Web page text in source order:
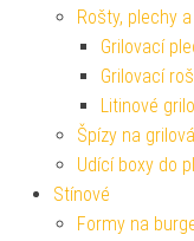
Rošty, plechy
Grilovací
Grilovací
Litinové
Špízy na
Udící boxy do
Stínové
Formy na